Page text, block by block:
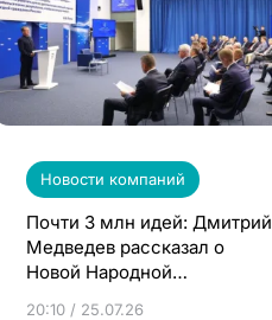
Новости компаний
Почти 3 млн идей: Дмитрий
Медведев рассказал о
Новой Народной
20:10 / 25.07.26